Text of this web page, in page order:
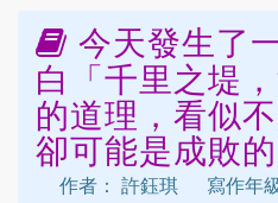
今天發生了
白「千里之堤
的道理，看似
卻可能是成敗的
作者： 許鈺琪
寫作年